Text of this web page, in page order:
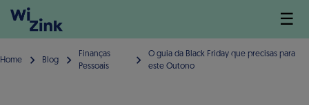
☰
Home Blog
Finanças
Pessoais
O guia da Black Friday que precisas para
este Outono